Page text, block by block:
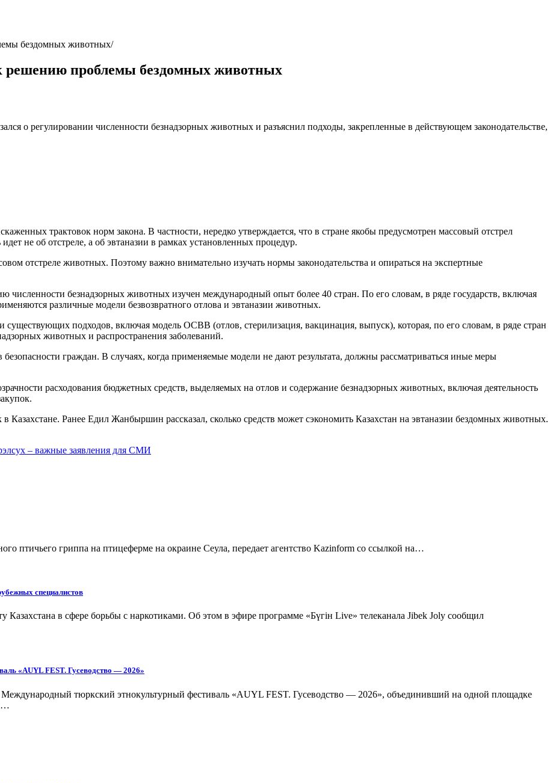
бездомных животных
решению проблемы бездомных животных
о регулировании численности безнадзорных животных и разъяснил подходы, закрепленные в действующем законодательстве,
трактовок норм закона. В частности, нередко утверждается, что в стране якобы предусмотрен массовый отстрел
не об отстреле, а об эвтаназии в рамках установленных процедур.
отстреле животных. Поэтому важно внимательно изучать нормы законодательства и опираться на экспертные
численности безнадзорных животных изучен международный опыт более 40 стран. По его словам, в ряде государств, включая
различные модели безвозвратного отлова и эвтаназии животных.
существующих подходов, включая модель ОСВВ (отлов, стерилизация, вакцинация, выпуск), которая, по его словам, в ряде стран
животных и распространения заболеваний.
граждан. В случаях, когда применяемые модели не дают результата, должны рассматриваться иные меры
расходования бюджетных средств, выделяемых на отлов и содержание безнадзорных животных, включая деятельность
Ранее Едил Жанбыршин рассказал, сколько средств может сэкономить Казахстан на эвтаназии бездомных животных.
– важные заявления для СМИ
птичьего гриппа на птицеферме на окраине Сеула, передает агентство Kazinform со ссылкой на…
специалистов
в сфере борьбы с наркотиками. Об этом в эфире программе «Бүгін Live» телеканала Jibek Joly сообщил
«AUYL FEST. Гусеводство — 2026»
тюркский этнокультурный фестиваль «AUYL FEST. Гусеводство — 2026», объединивший на одной площадке